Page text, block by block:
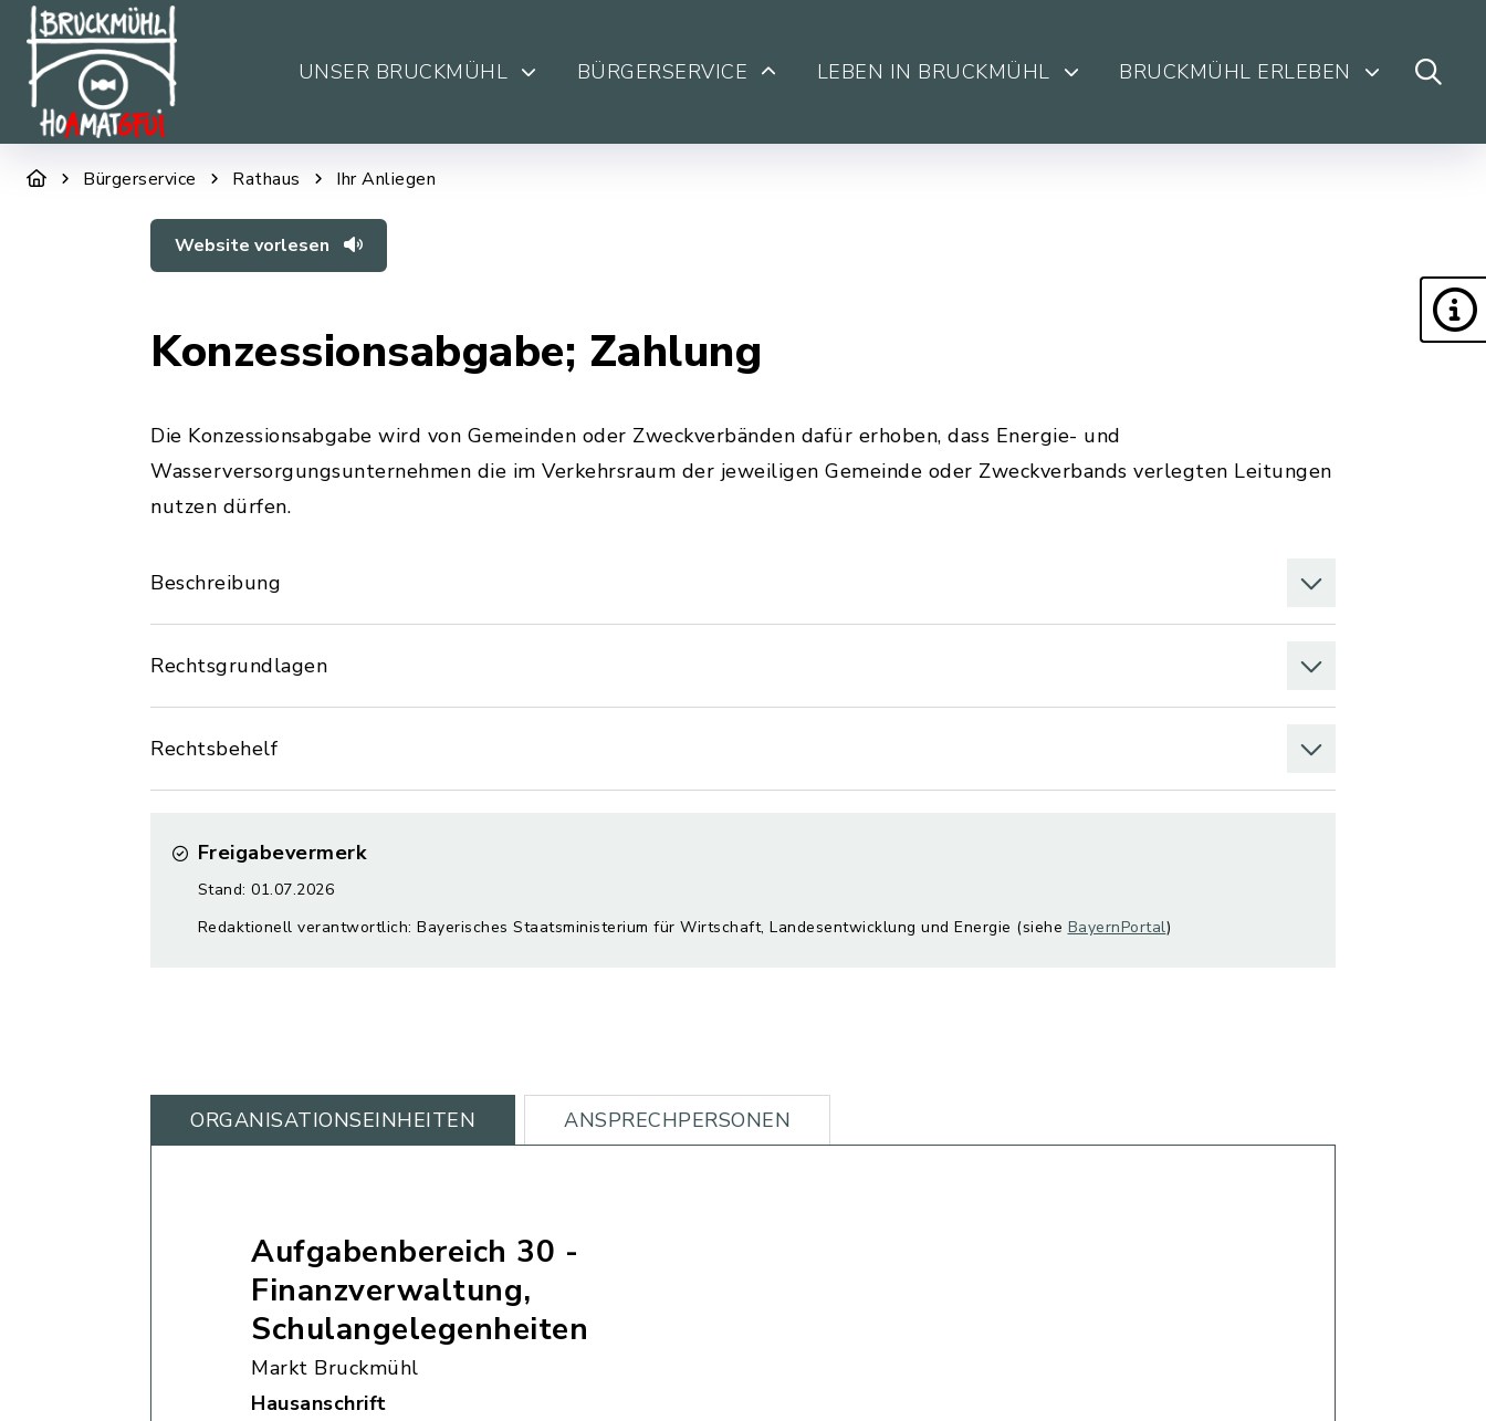
UNSER BRUCKMÜHL BÜRGERSERVICE LEBEN IN BRUCKMÜHL BRUCKMÜHL ERLEBEN
Bürgerservice Rathaus Ihr Anliegen
Website vorlesen
Konzessionsabgabe; Zahlung
Die Konzessionsabgabe wird von Gemeinden oder Zweckverbänden dafür erhoben, dass Energie- und
Wasserversorgungsunternehmen die im Verkehrsraum der jeweiligen Gemeinde oder Zweckverbands verlegten Leitungen
nutzen dürfen.
Beschreibung
Rechtsgrundlagen
Rechtsbehelf
Freigabevermerk
Stand: 01.07.2026
Redaktionell verantwortlich: Bayerisches Staatsministerium für Wirtschaft, Landesentwicklung und Energie (siehe BayernPortal)
ORGANISATIONS­EINHEITEN ANSPRECHPERSONEN
Aufgabenbereich 30 -
Finanzverwaltung,
Schulangelegenheiten
Markt Bruckmühl
Hausanschrift